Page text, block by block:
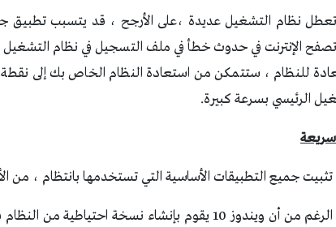
نظام التشغيل عديدة ،على الأرجح ، قد يتسبب تطبيق
للنظام ، ستتمكن من استعادة النظام الخاص بك إلى نقطة
الرئيسي بسرعة كبيرة.
جميع التطبيقات الأساسية التي تستخدمها بانتظام ، من
على الرغم من أن ويندوز 10 يقوم بإنشاء نسخة